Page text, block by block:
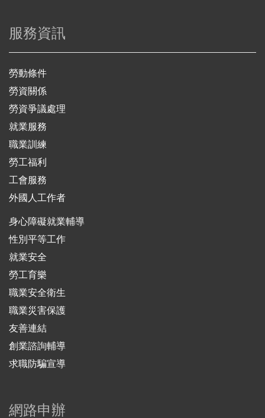
服務資訊
勞動條件
勞資關係
勞資爭議處理
就業服務
職業訓練
勞工福利
工會服務
外國人工作者
身心障礙就業輔導
性別平等工作
就業安全
勞工育樂
職業安全衛生
職業災害保護
友善連結
創業諮詢輔導
求職防騙宣導
網路申辦